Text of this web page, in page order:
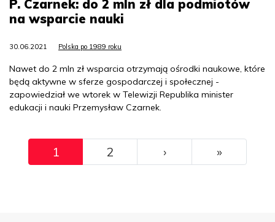
P. Czarnek: do 2 mln zł dla podmiotów
na wsparcie nauki
30.06.2021 Polska po 1989 roku
Nawet do 2 mln zł wsparcia otrzymają ośrodki naukowe, które
będą aktywne w sferze gospodarczej i społecznej -
zapowiedział we wtorek w Telewizji Republika minister
edukacji i nauki Przemysław Czarnek.
Pagination
1 2 ››› »Ostatni